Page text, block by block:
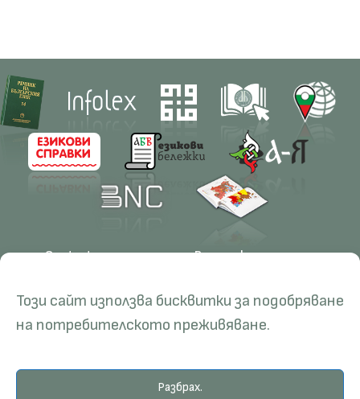
Този сайт използва бисквитки за подобряване
на потребителското преживяване.
Разбрах.
Contacts
Management
Administration
Research
Projects
Periodicals
Education
PhD Programmes
Specialisation
Resources
BERON